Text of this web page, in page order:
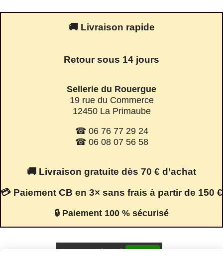
🚚 Livraison rapide
Retour sous 14 jours
Sellerie du Rouergue
19 rue du Commerce
12450 La Primaube
☎ 06 76 77 29 24
☎ 06 08 07 56 58
🚚 Livraison gratuite dès 70 € d’achat
💳 Paiement CB en 3× sans frais à partir de 150 €
🔒 Paiement 100 % sécurisé
Facebook est désactivé. Autoriser